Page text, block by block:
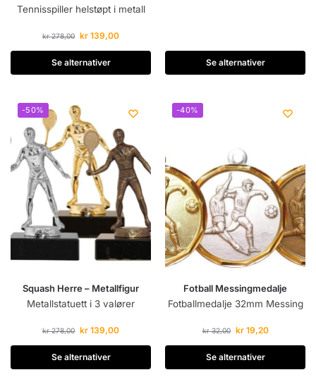
Tennisspiller helstøpt i metall
kr278,00 kr 139,00
Se alternativer Se alternativer
-50%
Squash Herre – Metallfigur
Metallstatuett i 3 valører
kr278,00 kr 139,00
Se alternativer
-40%
Fotball Messingmedalje
Fotballmedalje 32mm Messing
kr32,00 kr19,20
Se alternativer